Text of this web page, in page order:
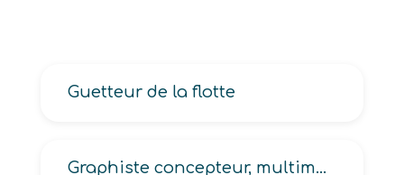
Guetteur de la flotte
Graphiste concepteur, multimédia